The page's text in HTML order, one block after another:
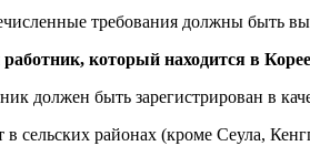
требования должны быть
который находится в
должен быть зарегистрирован в
сельских районах (кроме Сеула,